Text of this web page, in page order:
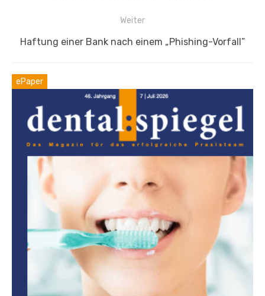
Weiter
Nächster
Haftung einer Bank nach einem „Phishing-Vorfall”
ePaper